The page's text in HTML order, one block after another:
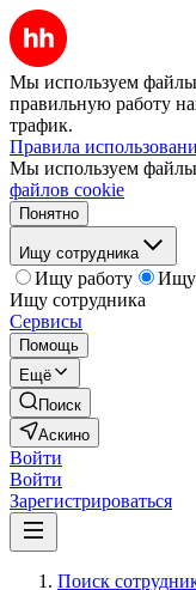
Мы используем файлы
правильную работу
трафик.
Правила
Мы используем
файлов cookie
Понятно
Ищу сотрудника
Ищу работу
Ищу
Ищу сотрудника
Сервисы
Помощь
Ещё
Поиск
Аскино
Войти
Войти
Зарегистрироваться
Поиск